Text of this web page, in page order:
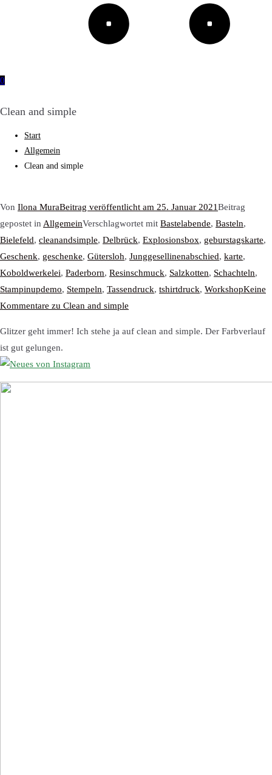
0
Clean and simple
Start
Allgemein
Clean and simple
Von Ilona MuraBeitrag veröffentlicht am 25. Januar 2021Beitrag
gepostet in AllgemeinVerschlagwortet mit Bastelabende, Basteln,
Bielefeld, cleanandsimple, Delbrück, Explosionsbox, geburstagskarte,
Geschenk, geschenke, Gütersloh, Junggesellinenabschied, karte,
Koboldwerkelei, Paderborn, Resinschmuck, Salzkotten, Schachteln,
Stampinupdemo, Stempeln, Tassendruck, tshirtdruck, WorkshopKeine
Kommentare zu Clean and simple
Glitzer geht immer! Ich stehe ja auf clean and simple. Der Farbverlauf
ist gut gelungen.